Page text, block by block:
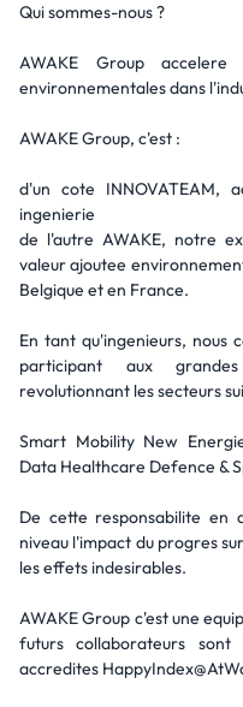
Qui sommes-nous ?
AWAKE Group accelere
environnementales dans
AWAKE Group, c'est :
d'un cote INNOVATEAM,
ingenierie
de l'autre AWAKE, notre
valeur ajoutee
Belgique et en France.
En tant qu'ingenieurs, nous
participant aux
revolutionnant les secteurs
Smart Mobility New
Data Healthcare Defence &
De cette responsabilite en
niveau l'impact du progres
les effets indesirables.
AWAKE Group c'est une
futurs collaborateurs
accredites